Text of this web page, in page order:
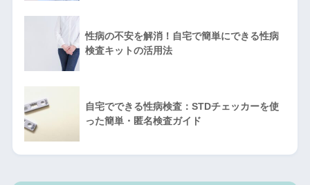
性病の不安を解消！自宅で簡単にできる性病
検査キットの活用法
自宅でできる性病検査：STDチェッカーを使
った簡単・匿名検査ガイド